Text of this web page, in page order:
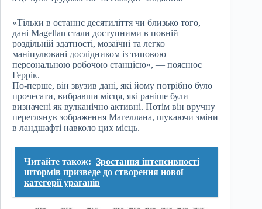
«Тільки в останнє десятиліття чи близько того,
дані Magellan стали доступними в повній
роздільній здатності, мозаїчні та легко
маніпулювані дослідником із типовою
персональною робочою станцією», — пояснює
Геррік.
По-перше, він звузив дані, які йому потрібно було
прочесати, вибравши місця, які раніше були
визначені як вулканічно активні. Потім він вручну
переглянув зображення Магеллана, шукаючи зміни
в ландшафті навколо цих місць.
Читайте також: Зростання інтенсивності
штормів призведе до створення нової
категорії ураганів